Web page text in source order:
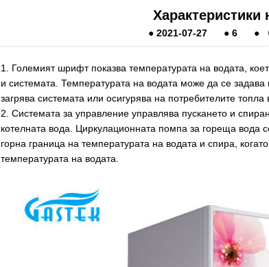
Характеристики
● 2021-07-27 ● 6 ●
1. Големият шрифт показва температурата на водата,
и системата. Температурата на водата може да се
загрява системата или осигурява на потребителите топла
2. Системата за управление управлява пускането и
котелната вода. Циркулационната помпа за гореща вода
горна граница на температурата на водата и спира,
температурата на водата.